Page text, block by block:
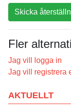
AKTUELLT
Skicka
Fler
Jag vill logga in
Jag vill registrera